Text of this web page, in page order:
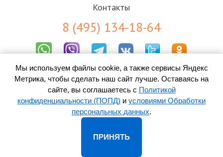
Контакты
8 (495) 134-18-64
Результаты СОУТ
Пользовательское соглашение
Политика конфиденциальности (ПОПД)
Согласие на обработку персональных данных
2026 ООО «Контакт-Центр» -колл-центр во Владимире
Мы используем файлы cookie, а также сервисы Яндекс
Метрика, чтобы сделать наш сайт лучше. Оставаясь на
сайте, вы соглашаетесь с Политикой
конфиденциальности (ПОПД) и условиями Обработки
персональных данных.
ПРИНЯТЬ